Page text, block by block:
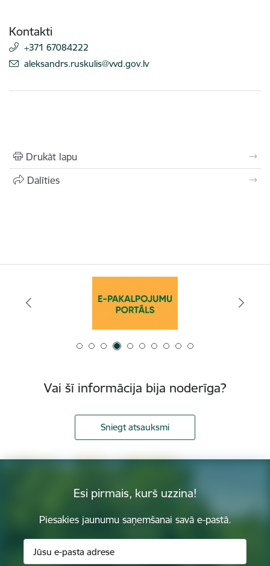
Kontakti
+371 67084222
E-pasts:
aleksandrs.ruskulis@vvd.gov.lv
Drukāt lapu
Dalīties
Vai šī informācija bija noderīga?
Sniegt atsauksmi
Esi pirmais, kurš uzzina!
Piesakies jaunumu saņemšanai savā e-pastā.